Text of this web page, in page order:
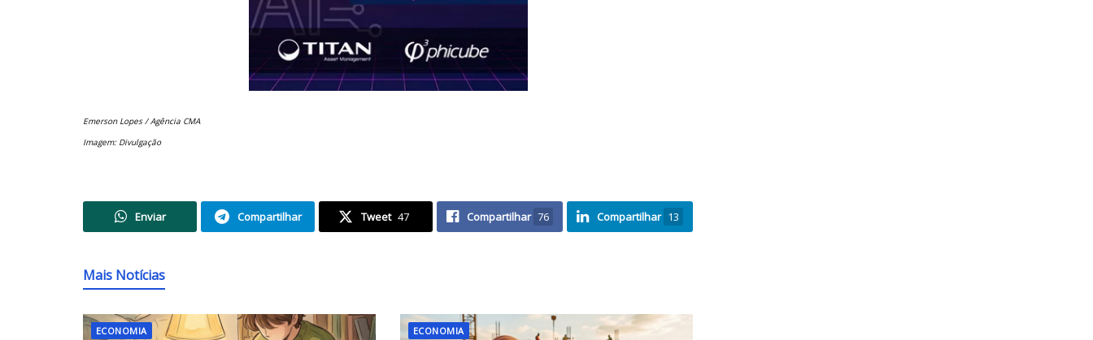
Emerson Lopes / Agência CMA
Imagem: Divulgação
Enviar Compartilhar Tweet 47 Compartilhar 76 Compartilhar 13
Mais Notícias
ECONOMIA ECONOMIA